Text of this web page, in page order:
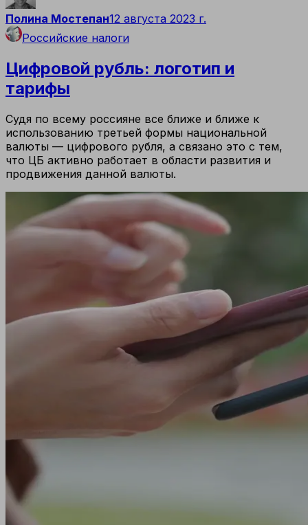
Полина Мостепан12 августа 2023 г.
Российские налоги
Цифровой рубль: логотип и
тарифы
Судя по всему россияне все ближе и ближе к
использованию третьей формы национальной
валюты — цифрового рубля, а связано это с тем,
что ЦБ активно работает в области развития и
продвижения данной валюты.